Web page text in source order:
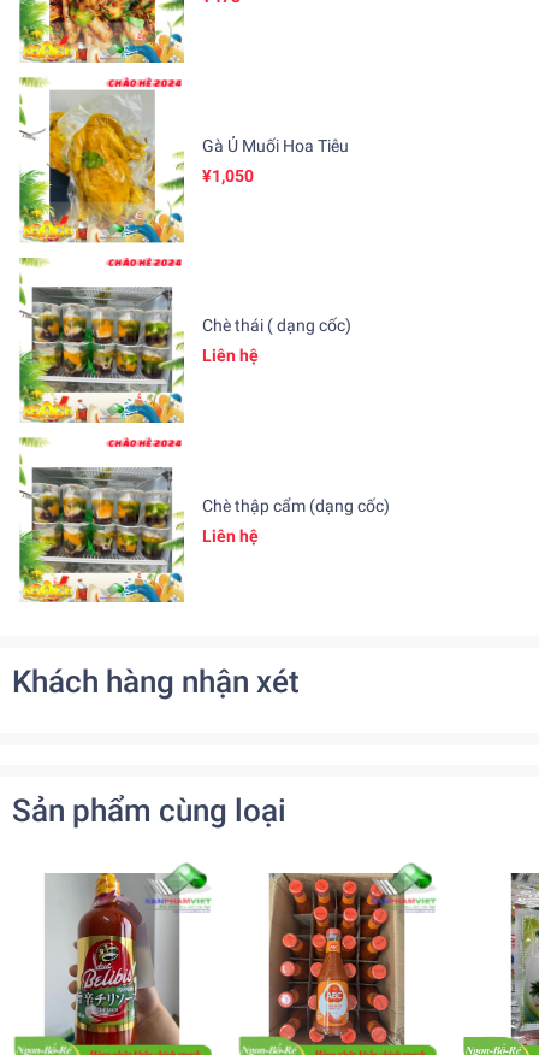
Gà Ủ Muối Hoa Tiêu
¥1,050
Chè thái ( dạng cốc)
Liên hệ
Chè thập cẩm (dạng cốc)
Liên hệ
Khách hàng nhận xét
Sản phẩm cùng loại